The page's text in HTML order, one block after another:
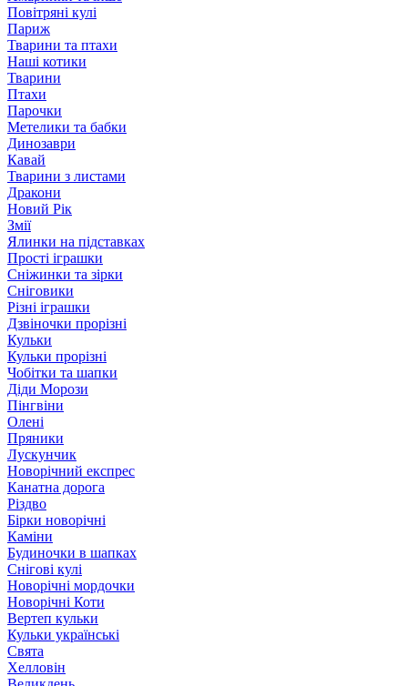
Повітряні кулі
Париж
Тварини та птахи
Наші котики
Тварини
Птахи
Парочки
Метелики та бабки
Динозаври
Кавай
Тварини з листами
Дракони
Новий Рік
Змії
Ялинки на підставках
Прості іграшки
Сніжинки та зірки
Сніговики
Різні іграшки
Дзвіночки прорізні
Кульки
Кульки прорізні
Чобітки та шапки
Діди Морози
Пінгвіни
Олені
Пряники
Лускунчик
Новорічний експрес
Канатна дорога
Різдво
Бірки новорічні
Каміни
Будиночки в шапках
Снігові кулі
Новорічні мордочки
Новорічні Коти
Вертеп кульки
Кульки українські
Свята
Хелловін